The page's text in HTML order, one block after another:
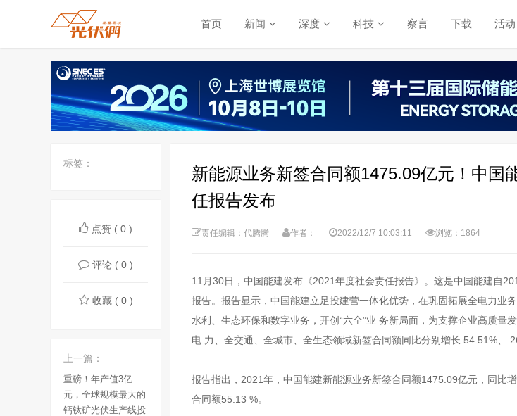
首页 新闻 深度 科技 察言 下载 活动
标签：
点赞 ( 0 )
评论 ( 0 )
收藏 ( 0 )
上一篇：
重磅！年产值3亿
元，全球规模最大的
钙钛矿光伏生产线投
新能源业务新签合同额1475.09亿元！中国
任报告发布
责任编辑：代腾腾 作者： 2022/12/7 10:03:11 浏览：1864
11月30日，中国能建发布《2021年度社会责任报告》。这是中国能建自
报告。报告显示，中国能建立足投建营一体化优势，在巩固拓展全电力业
水利、生态环保和数字业务，开创“六全”业 务新局面，为支撑企业高质量
电 力、全交通、全城市、全生态领域新签合同额同比分别增长 54.51%、
报告指出，2021年，中国能建新能源业务新签合同额1475.09亿元，同比
合同额55.13 %。